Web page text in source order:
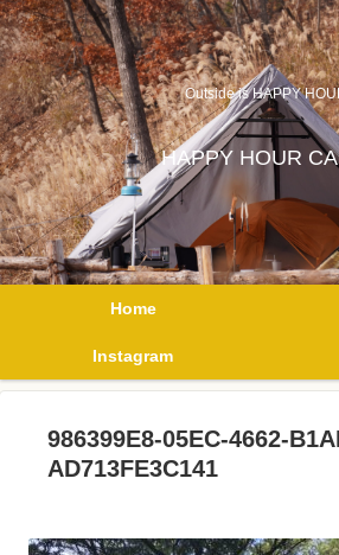
Outside is HAPPY
HAPPY HOUR
Home
Instagram
986399E8-05EC-4662-
AD713FE3C141